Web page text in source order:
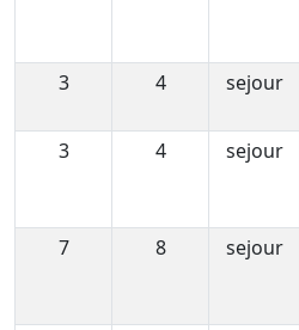
3
4 sejour
3
4 sejour
7
8 sejour